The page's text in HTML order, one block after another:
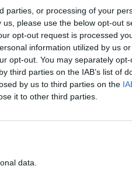
parties, or processing of your
please use the below opt-out
opt-out request is processed
information utilized by us
opt-out. You may separately
third parties on the IAB’s list of
by us to third parties on the
it to other third parties.
data.
test, and daily-drive
actually worth your money.